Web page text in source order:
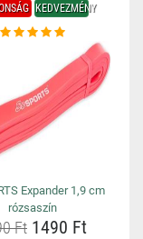
KEDVEZMÉNY
Expander 1,9 cm
rózsaszín
Ft 1490 Ft